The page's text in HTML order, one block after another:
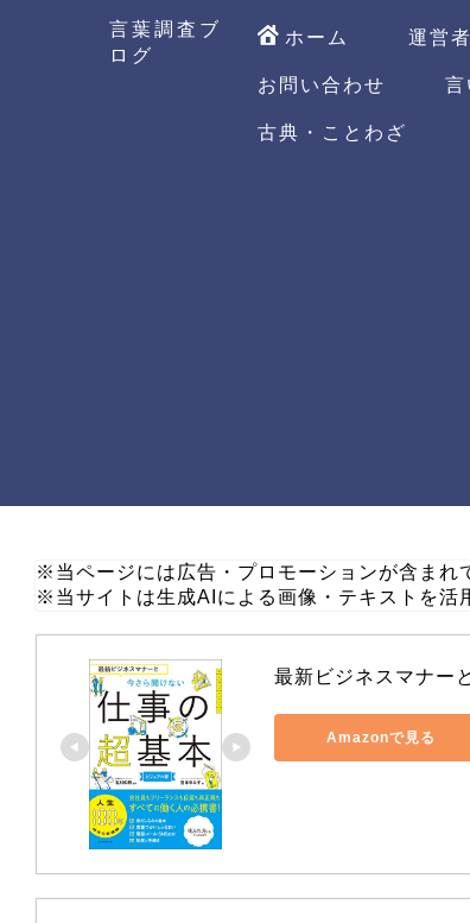
言葉調査ブ
ログ
ホーム 運営
お問い合わせ
古典・ことわざ
※当ページには広告・プロモーションが含まれ
※当サイトは生成AIによる画像・テキストを活
最新ビジネスマナー
Amazonで見る